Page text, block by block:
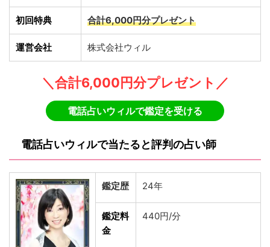
初回特典 合計6,000円分プレゼント
運営会社 株式会社ウィル
＼合計6,000円分プレゼント／
電話占いウィルで鑑定を受ける
電話占いウィルで当たると評判の占い師
鑑定歴 24年
鑑定料
金
440円/分